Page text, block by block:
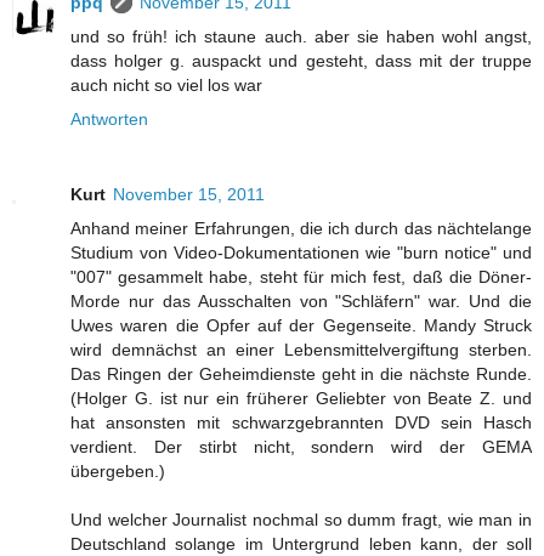
und so früh! ich staune auch. aber sie haben wohl angst,
dass holger g. auspackt und gesteht, dass mit der truppe
auch nicht so viel los war
Antworten
Kurt November 15, 2011
Anhand meiner Erfahrungen, die ich durch das nächtelange
Studium von Video-Dokumentationen wie "burn notice" und
"007" gesammelt habe, steht für mich fest, daß die Döner-
Morde nur das Ausschalten von "Schläfern" war. Und die
Uwes waren die Opfer auf der Gegenseite. Mandy Struck
wird demnächst an einer Lebensmittelvergiftung sterben.
Das Ringen der Geheimdienste geht in die nächste Runde.
(Holger G. ist nur ein früherer Geliebter von Beate Z. und
hat ansonsten mit schwarzgebrannten DVD sein Hasch
verdient. Der stirbt nicht, sondern wird der GEMA
übergeben.)
Und welcher Journalist nochmal so dumm fragt, wie man in
Deutschland solange im Untergrund leben kann, der soll